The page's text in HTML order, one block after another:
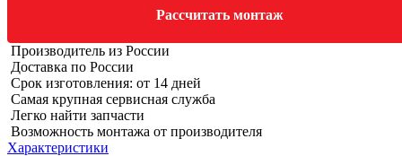
Рассчитать монтаж
Производитель из России
Доставка по России
Срок изготовления: от 14 дней
Самая крупная сервисная служба
Легко найти запчасти
Возможность монтажа от производителя
Характеристики